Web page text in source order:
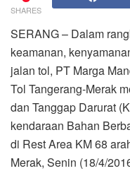
SHARES
SERANG – Dalam
keamanan,
jalan tol, PT Marga
Tol Tangerang-Merak
dan Tanggap Darurat
kendaraan Bahan
di Rest Area KM 68
Merak, Senin (18/4/